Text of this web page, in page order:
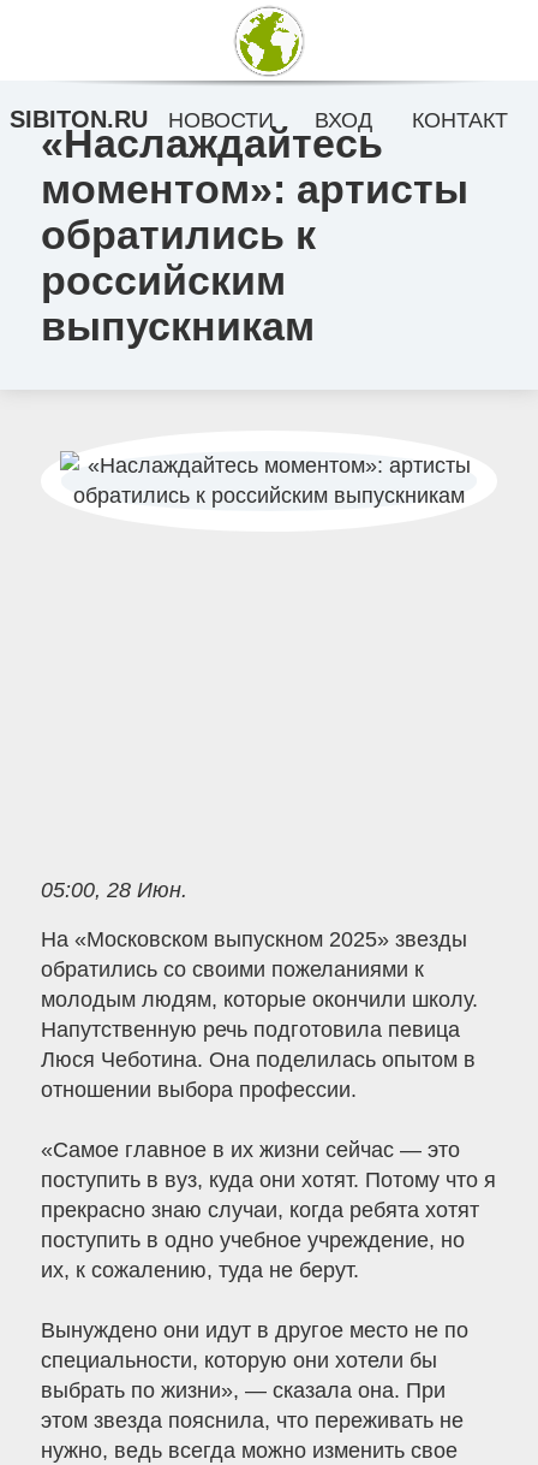
«Наслаждайтесь
моментом»: артисты
обратились к
российским
выпускникам
05:00, 28 Июн.
На «Московском выпускном 2025» звезды
обратились со своими пожеланиями к
молодым людям, которые окончили школу.
Напутственную речь подготовила певица
Люся Чеботина. Она поделилась опытом в
отношении выбора профессии.
«Самое главное в их жизни сейчас — это
поступить в вуз, куда они хотят. Потому что я
прекрасно знаю случаи, когда ребята хотят
поступить в одно учебное учреждение, но
их, к сожалению, туда не берут.
Вынуждено они идут в другое место не по
специальности, которую они хотели бы
выбрать по жизни», — сказала она. При
этом звезда пояснила, что переживать не
нужно, ведь всегда можно изменить свое
SIBITON.RU НОВОСТИ ВХОД КОНТАКТ